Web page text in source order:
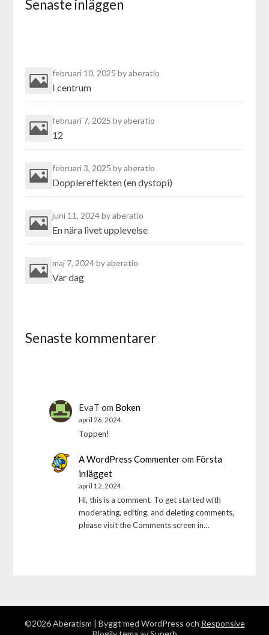
Senaste inläggen
februari 10, 2025by aberatio
I centrum
februari 7, 2025by aberatio
12
februari 3, 2025by aberatio
Dopplereffekten (en dystopi)
juni 11, 2024by aberatio
En nära livet upplevelse
maj 7, 2024by aberatio
Var dag
Senaste kommentarer
EvaT om Boken
april 26, 2024
Toppen!
A WordPress Commenterom Första
inlägget
april 12, 2024
Hi, this is a comment. To get started with
moderating, editing, and deleting comments,
please visit the Comments screen in…
©2026 Aberatism | Byggt med WordPress och Responsive